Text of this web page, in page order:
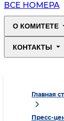
ВСЕ НОМЕРА
О КОМИТЕТЕ
КОНТАКТЫ
Главная
Пресс-